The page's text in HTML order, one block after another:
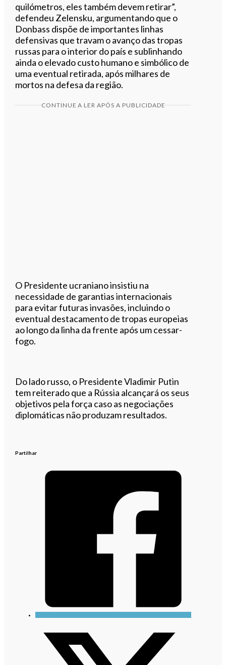
quilómetros, eles também devem retirar”,
defendeu Zelensku, argumentando que o
Donbass dispõe de importantes linhas
defensivas que travam o avanço das tropas
russas para o interior do país e sublinhando
ainda o elevado custo humano e simbólico de
uma eventual retirada, após milhares de
mortos na defesa da região.
CONTINUE A LER APÓS A PUBLICIDADE
O Presidente ucraniano insistiu na
necessidade de garantias internacionais
para evitar futuras invasões, incluindo o
eventual destacamento de tropas europeias
ao longo da linha da frente após um cessar-
fogo.
Do lado russo, o Presidente Vladimir Putin
tem reiterado que a Rússia alcançará os seus
objetivos pela força caso as negociações
diplomáticas não produzam resultados.
Partilhar